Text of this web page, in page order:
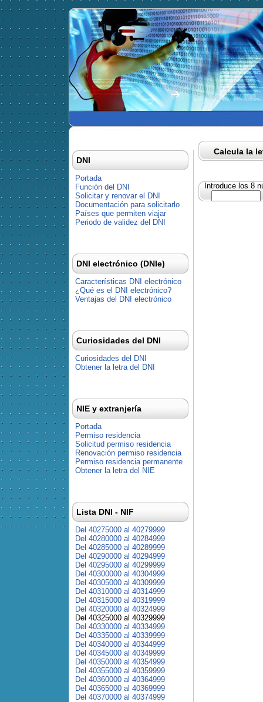
Calcula la
Introduce los 8
DNI
Portada
Función del DNI
Solicitar y renovar el DNI
Documentación para solicitarlo
Países que permiten viajar
Periodo de validez del DNI
DNI electrónico (DNIe)
Características DNI electrónico
¿Qué es el DNI electrónico?
Ventajas del DNI electrónico
Curiosidades del DNI
Curiosidades del DNI
Obtener la letra del DNI
NIE y extranjería
Portada
Permiso residencia
Solicitud permiso residencia
Renovación permiso residencia
Permiso residencia permanente
Obtener la letra del NIE
Lista DNI - NIF
Del 40275000 al 40279999
Del 40280000 al 40284999
Del 40285000 al 40289999
Del 40290000 al 40294999
Del 40295000 al 40299999
Del 40300000 al 40304999
Del 40305000 al 40309999
Del 40310000 al 40314999
Del 40315000 al 40319999
Del 40320000 al 40324999
Del 40325000 al 40329999
Del 40330000 al 40334999
Del 40335000 al 40339999
Del 40340000 al 40344999
Del 40345000 al 40349999
Del 40350000 al 40354999
Del 40355000 al 40359999
Del 40360000 al 40364999
Del 40365000 al 40369999
Del 40370000 al 40374999